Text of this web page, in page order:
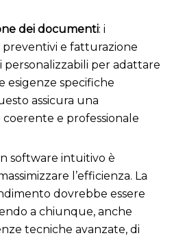
dei documenti: i
e fatturazione
per adattare
esigenze specifiche
assicura una
e professionale
software intuitivo è
l’efficienza. La
dovrebbe essere
a chiunque, anche
tecniche avanzate, di